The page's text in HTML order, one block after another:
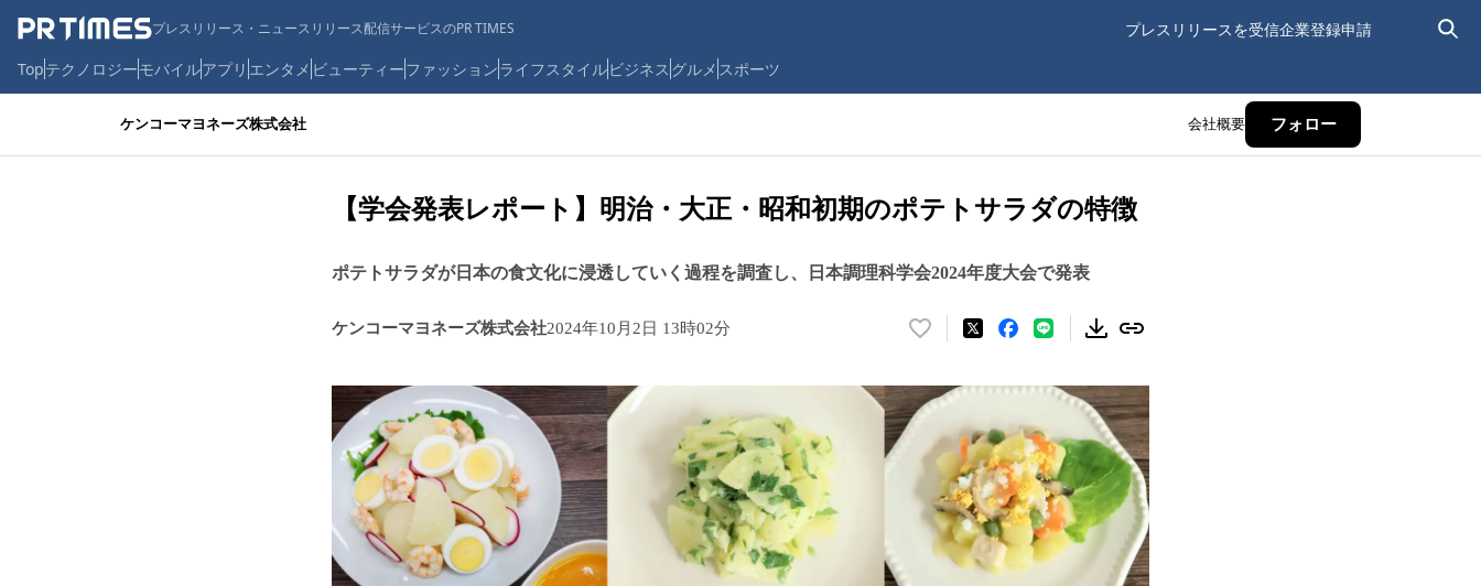
プレスリリース・ニュースリリース配信サービスのPR TIMES プレスリリースを受信企業登録申請
Topテクノロジーモバイルアプリ エンタメ ビューティーファッションライフスタイルビジネス グルメ スポーツ
ケンコーマヨネーズ株式会社 会社概要 フォロー
【学会発表レポート】明治・大正・昭和初期のポテトサラダの特徴
ポテトサラダが日本の食文化に浸透していく過程を調査し、日本調理科学会2024年度大会で発表
ケンコーマヨネーズ株式会社2024年10月2日 13時02分
い
ね
！
を
読
み
込